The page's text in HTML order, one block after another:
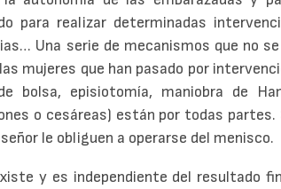
para realizar determinadas
Una serie de mecanismos que no
mujeres que han pasado por
bolsa, episiotomía, maniobra de
o cesáreas) están por todas partes.
le obliguen a operarse del menisco.
y es independiente del resultado